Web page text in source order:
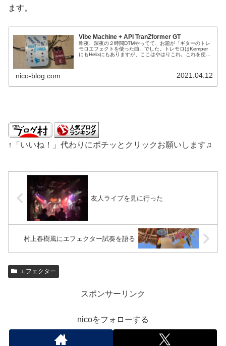
ます。
Vibe Machine + API TranZformer GT
昨夜、深夜の２時間DTMやってて、お題が「ギターのトレ
モロエフェクトを使った曲」でした。トレモロはKemper
にもHelixにもありますが、ここはやはりこれ。これを使い
nico-blog.com 2021.04.12
↑「いいね！」代わりにポチッとクリックお願いします♫
友人ライブを見に行った
村上春樹風にエフェクター試奏を語る
エフェクター
スポンサーリンク
nicoをフォローする